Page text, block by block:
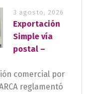
3 agosto, 2026
Exportación
Simple vía
postal –
comercial por
reglamentó